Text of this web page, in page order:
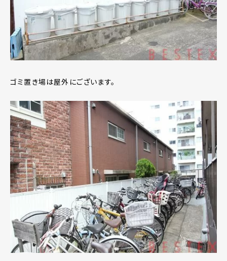
ゴミ置き場は屋外にございます。